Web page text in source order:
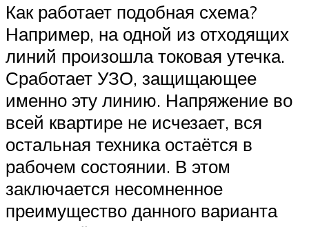
Как работает подобная схема?
Например, на одной из отходящих
линий произошла токовая утечка.
Сработает УЗО, защищающее
именно эту линию. Напряжение во
всей квартире не исчезает, вся
остальная техника остаётся в
рабочем состоянии. В этом
заключается несомненное
преимущество данного варианта